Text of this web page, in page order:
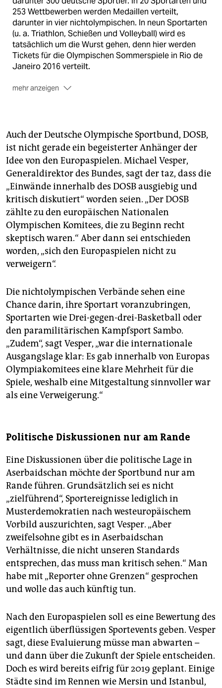
253 Wettbewerben werden Medaillen verteilt,
darunter in vier nichtolympischen. In neun Sportarten
(u. a. Triathlon, Schießen und Volleyball) wird es
tatsächlich um die Wurst gehen, denn hier werden
Tickets für die Olympischen Sommerspiele in Rio de
Janeiro 2016 verteilt.
mehr anzeigen
temporär wie der Mountainbike-Parcours, die
Wasserball- oder die Beachvolleyballarena. 5
Sportstätten werden neu gebaut, die National
Gymnastics Arena, der BMX Velopark, das Baku
Aquatics Centre, das Baku Shooting Centre sowie
das Nationalstadion.
Eine Million Zuschauer werden erwartet. Über die
Kosten schweigt sich allerdings das überwiegend von
Briten geführte Organisationskomitee aus. Dessen
Chef Simon Clegg sagt, es gehe darum, eine „Marke“
zu entwickeln. Das kostet auf jeden Fall Milliarden,
sehr viele Milliarden.
Auch der Deutsche Olympische Sportbund, DOSB,
ist nicht gerade ein begeisterter Anhänger der
Idee von den Europaspielen. Michael Vesper,
Generaldirektor des Bundes, sagt der taz, dass die
„Einwände innerhalb des DOSB ausgiebig und
kritisch diskutiert“ worden seien. „Der DOSB
zählte zu den europäischen Nationalen
Olympischen Komitees, die zu Beginn recht
skeptisch waren.“ Aber dann sei entschieden
worden, „sich den Europaspielen nicht zu
verweigern“.
Die nichtolympischen Verbände sehen eine
Chance darin, ihre Sportart voranzubringen,
Sportarten wie Drei-gegen-drei-Basketball oder
den paramilitärischen Kampfsport Sambo.
„Zudem“, sagt Vesper, „war die internationale
Ausgangslage klar: Es gab innerhalb von Europas
Olympiakomitees eine klare Mehrheit für die
Spiele, weshalb eine Mitgestaltung sinnvoller war
als eine Verweigerung.“
Politische Diskussionen nur am Rande
Eine Diskussionen über die politische Lage in
Aserbaidschan möchte der Sportbund nur am
Rande führen. Grundsätzlich sei es nicht
„zielführend“, Sportereignisse lediglich in
Musterdemokratien nach westeuropäischem
Vorbild auszurichten, sagt Vesper. „Aber
zweifelsohne gibt es in Aserbaidschan
Verhältnisse, die nicht unseren Standards
entsprechen, das muss man kritisch sehen.“ Man
habe mit „Reporter ohne Grenzen“ gesprochen
und wolle das auch künftig tun.
Nach den Europaspielen soll es eine Bewertung des
eigentlich überflüssigen Sportevents geben. Vesper
sagt, diese Evaluierung müsse man abwarten –
und dann über die Zukunft der Spiele entscheiden.
Doch es wird bereits eifrig für 2019 geplant. Einige
Städte sind im Rennen wie Mersin und Istanbul,